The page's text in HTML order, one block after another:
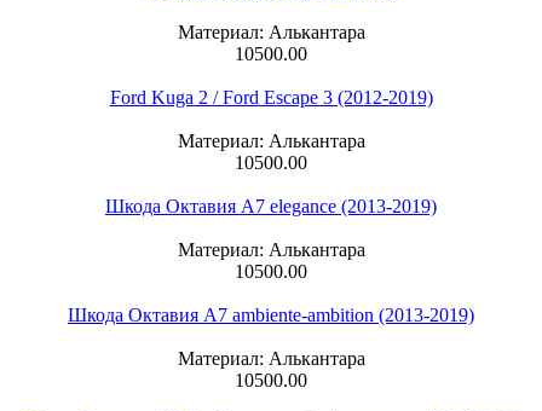
Материал: Алькантара
10500.00
Ford Kuga 2 / Ford Escape 3 (2012-2019)
Материал: Алькантара
10500.00
Шкода Октавия А7 elegance (2013-2019)
Материал: Алькантара
10500.00
Шкода Октавия А7 ambiente-ambition (2013-2019)
Материал: Алькантара
10500.00